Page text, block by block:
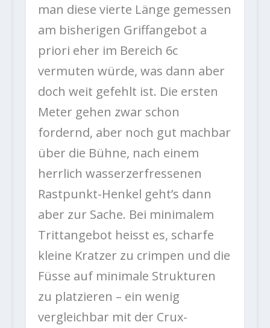
man diese vierte Länge gemessen
am bisherigen Griffangebot a
priori eher im Bereich 6c
vermuten würde, was dann aber
doch weit gefehlt ist. Die ersten
Meter gehen zwar schon
fordernd, aber noch gut machbar
über die Bühne, nach einem
herrlich wasserzerfressenen
Rastpunkt-Henkel geht’s dann
aber zur Sache. Bei minimalem
Trittangebot heisst es, scharfe
kleine Kratzer zu crimpen und die
Füsse auf minimale Strukturen
zu platzieren – ein wenig
vergleichbar mit der Crux-